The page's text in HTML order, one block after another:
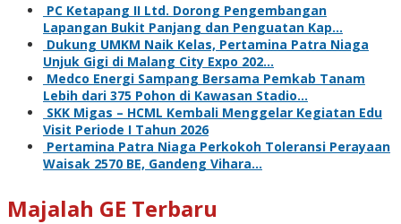
PC Ketapang II Ltd. Dorong Pengembangan
Lapangan Bukit Panjang dan Penguatan Kap…
Dukung UMKM Naik Kelas, Pertamina Patra Niaga
Unjuk Gigi di Malang City Expo 202…
Medco Energi Sampang Bersama Pemkab Tanam
Lebih dari 375 Pohon di Kawasan Stadio…
SKK Migas – HCML Kembali Menggelar Kegiatan Edu
Visit Periode I Tahun 2026
Pertamina Patra Niaga Perkokoh Toleransi Perayaan
Waisak 2570 BE, Gandeng Vihara…
Majalah GE Terbaru